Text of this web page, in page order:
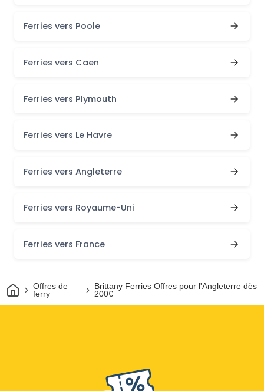
Ferries vers Poole
Ferries vers Caen
Ferries vers Plymouth
Ferries vers Le Havre
Ferries vers Angleterre
Ferries vers Royaume-Uni
Ferries vers France
Maison
Offres de
ferry
Brittany Ferries Offres pour l'Angleterre dès
200€